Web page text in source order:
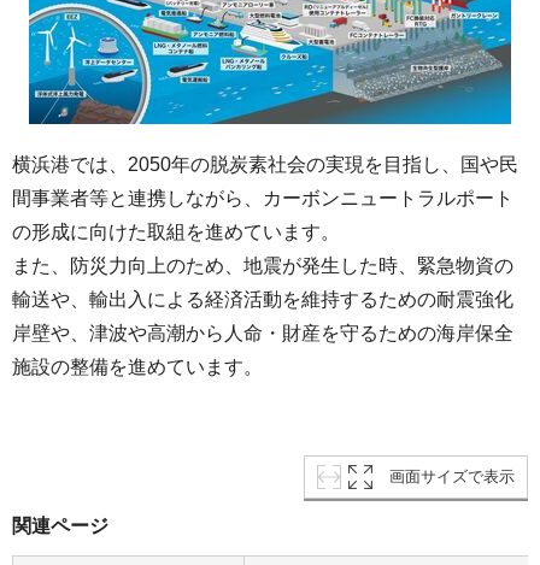
横浜港では、2050年の脱炭素社会の実現を目指し、国や民
間事業者等と連携しながら、カーボンニュートラルポート
の形成に向けた取組を進めています。
また、防災力向上のため、地震が発生した時、緊急物資の
輸送や、輸出入による経済活動を維持するための耐震強化
岸壁や、津波や高潮から人命・財産を守るための海岸保全
施設の整備を進めています。
画面サイズで表示
関連ページ